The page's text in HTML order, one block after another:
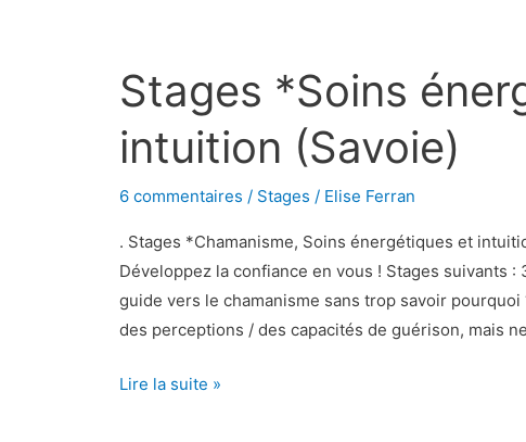
Stages *Soins
intuition (Savoie)
6 commentaires / Stages / Elise Ferran
. Stages *Chamanisme, Soins énergétiques et
Développez la confiance en vous ! Stages suivants
guide vers le chamanisme sans trop savoir
des perceptions / des capacités de guérison, mais
énergétiques
et
intuition
(Savoie)
Lire la suite »